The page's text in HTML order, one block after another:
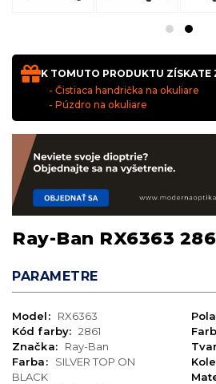
K TOMUTO PRODUKTU ZÍSKATE
- Čistiaca handrička na okuliare
- Púzdro na okuliare
Ray-Ban RX6363
PARAMETRE
Model:
RX6363
Kód farby: 2861
Značka:
Ray-Ban
Farba:
SILVER TOP ON
BLACK